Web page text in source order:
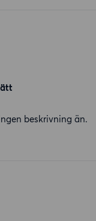
beskrivning än.